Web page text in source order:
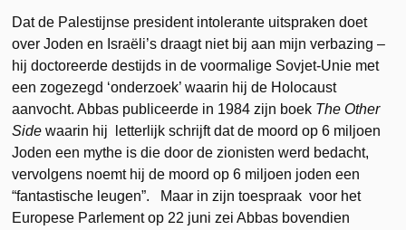
Dat de Palestijnse president intolerante uitspraken doet
over Joden en Israëli’s draagt niet bij aan mijn verbazing –
hij doctoreerde destijds in de voormalige Sovjet-Unie met
een zogezegd ‘onderzoek’ waarin hij de Holocaust
aanvocht. Abbas publiceerde in 1984 zijn boek The Other
Side waarin hij letterlijk schrijft dat de moord op 6 miljoen
Joden een mythe is die door de zionisten werd bedacht,
vervolgens noemt hij de moord op 6 miljoen joden een
“fantastische leugen”. Maar in zijn toespraak voor het
Europese Parlement op 22 juni zei Abbas bovendien